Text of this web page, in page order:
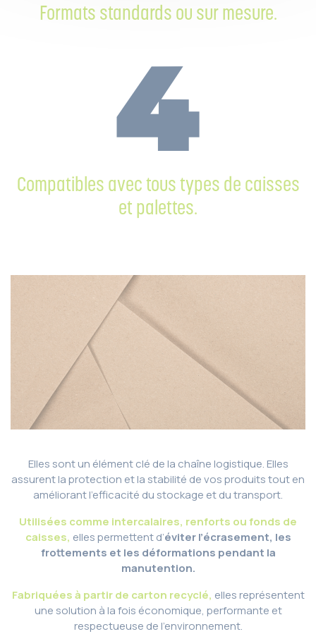
Formats standards ou sur mesure.
Compatibles avec tous types de caisses
et palettes.
Elles sont un élément clé de la chaîne logistique. Elles
assurent la protection et la stabilité de vos produits tout en
améliorant l’efficacité du stockage et du transport.
Utilisées comme intercalaires, renforts ou fonds de
caisses, elles permettent d’éviter l’écrasement, les
frottements et les déformations pendant la
manutention.
Fabriquées à partir de carton recyclé, elles représentent
une solution à la fois économique, performante et
respectueuse de l’environnement.